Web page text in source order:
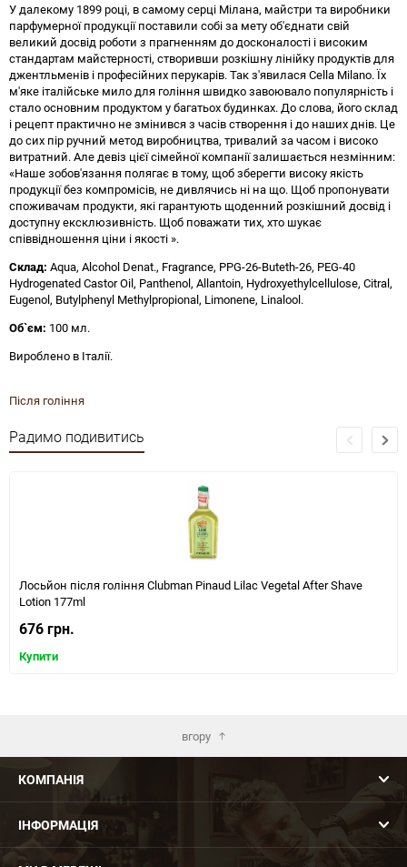
У далекому 1899 році, в самому серці Мілана, майстри та виробники
парфумерної продукції поставили собі за мету об'єднати свій
великий досвід роботи з прагненням до досконалості і високим
стандартам майстерності, створивши розкішну лінійку продуктів для
джентльменів і професійних перукарів. Так з'явилася Cella Milano. Їх
м'яке італійське мило для гоління швидко завоювало популярність і
стало основним продуктом у багатьох будинках. До слова, його склад
і рецепт практично не змінився з часів створення і до наших днів. Це
до сих пір ручний метод виробництва, тривалий за часом і високо
витратний. Але девіз цієї сімейної компанії залишається незмінним:
«Наше зобов'язання полягає в тому, щоб зберегти високу якість
продукції без компромісів, не дивлячись ні на що. Щоб пропонувати
споживачам продукти, які гарантують щоденний розкішний досвід і
доступну ексклюзивність. Щоб поважати тих, хто шукає
співвідношення ціни і якості ».
Склад: Aqua, Alcohol Denat., Fragrance, PPG-26-Buteth-26, PEG-40
Hydrogenated Castor Oil, Panthenol, Allantoin, Hydroxyethylcellulose, Citral,
Eugenol, Butylphenyl Methylpropional, Limonene, Linalool.
Об`єм: 100 мл.
Вироблено в Італії.
Після гоління
Радимо подивитись
Лосьйон після гоління Clubman Pinaud Lilac Vegetal After Shave
Lotion 177ml
676 грн.
Купити
вгору
КОМПАНІЯ
ІНФОРМАЦІЯ